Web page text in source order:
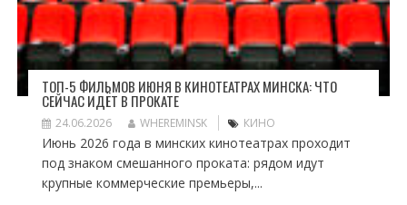
ТОП-5 ФИЛЬМОВ ИЮНЯ В КИНОТЕАТРАХ МИНСКА: ЧТО
СЕЙЧАС ИДЁТ В ПРОКАТЕ
24.06.2026 WHEREMINSK КИНО
Июнь 2026 года в минских кинотеатрах проходит
под знаком смешанного проката: рядом идут
крупные коммерческие премьеры,...